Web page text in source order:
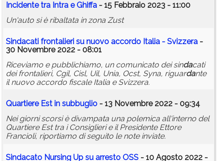
Incidente tra Intra e Ghiffa - 15 Febbraio 2023 - 11:00
Un'auto si è ribaltata in zona Zust
Sindacati frontalieri su nuovo accordo Italia - Svizzera -
30 Novembre 2022 - 08:01
Riceviamo e pubblichiamo, un comunicato dei sindacati
dei frontalieri, Cgil, Cisl, Uil, Unia, Ocst, Syna, riguardante
il nuovo accordo fiscale Italia e Svizzera.
Quartiere Est in subbuglio - 13 Novembre 2022 - 09:34
Nei giorni scorsi è divampata una polemica all'interno del
Quartiere Est tra i Consiglieri e il Presidente Ettore
Francioli, riportiamo di seguito le note inviate.
Sindacato Nursing Up su arresto OSS - 10 Agosto 2022 -